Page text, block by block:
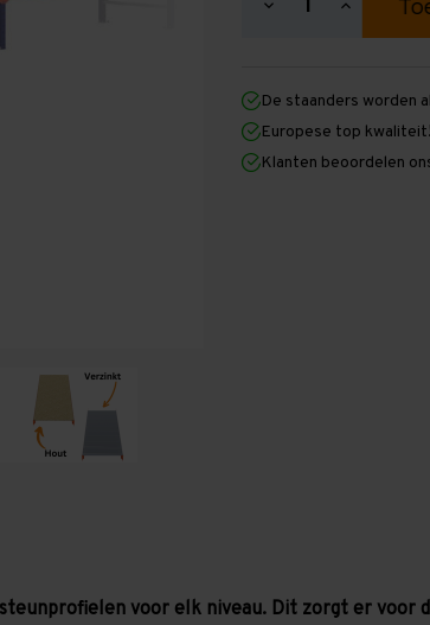
Hoeveelheid
2.500
mm
x
23.100
mm
verhogen
2.500
mm
x
23.100
mm
De staanders worden
Europese top kwaliteit!
Klanten beoordelen
voor elk niveau. Dit zorgt er voor